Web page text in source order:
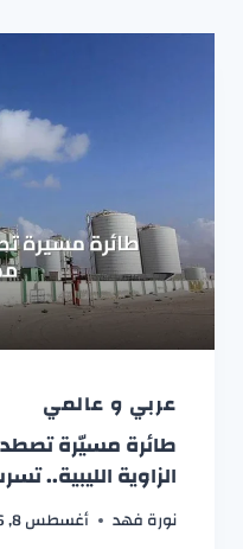
عربي و عالمي
طائرة مسيّرة
الزاوية الليبية..
نورة فهد أغسطس 8, 2026